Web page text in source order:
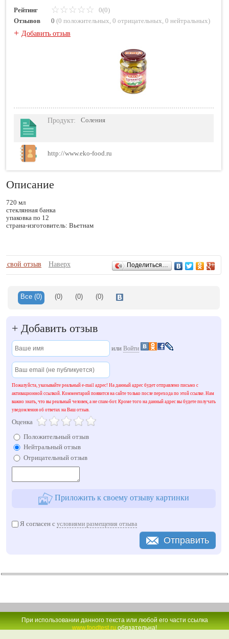
Рейтинг
0(0)
Отзывов
0 (0 положительных 0 отрицательных 0 нейтральных)
+ Добавить отзыв
Продукт: Соления
http://www.eko-food.ru
Описание
720 мл
стеклянная банка
упаковка по 12
страна-изготовитель: Вьетнам
Отзывы
свой отзыв Наверх Поделиться…
Все (0) (0) (0) (0)
+ Добавить отзыв
или Войти
Пожалуйста, указывайте реальный e-mail адрес! На данный адрес будет отправлено письмо с
активационной ссылкой. Комментарий появится на сайте только после перехода по этой ссылке. Нам
важно знать, что вы реальный человек, а не спам-бот. Кроме того на данный адрес вы будете получать
уведомления об ответах на Ваш отзыв.
Оценка
Положительный отзыв
Нейтральный отзыв
Отрицательный отзыв
Приложить к своему отзыву картинки
Я согласен с условиями размещения отзыва
Отправить
При использовании данного текста или любой его части ссылка
www.foodtest.ru обязательна!